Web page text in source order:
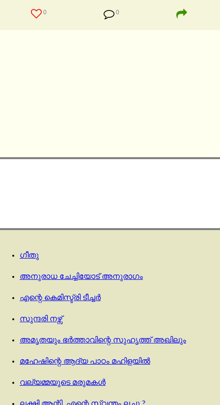
0 0
ഗീതു
അനുരാധ ചേച്ചിയോട് അനുരാഗം
എന്റെ കെമിസ്ട്രി ടീച്ചര്‍
സുന്ദരി നഴ്സ്
അമൃതയും ഭർത്താവിന്റെ സുഹൃത്ത് അഖിലും
മഹേഷിന്റെ ആദ്യ പാഠം മഹിളയിൽ
വല്യമ്മയുടെ മരുമകൾ
ലക്ഷ്മി ആന്റി, എന്റെ സ്വന്തം ലച്ചു ?